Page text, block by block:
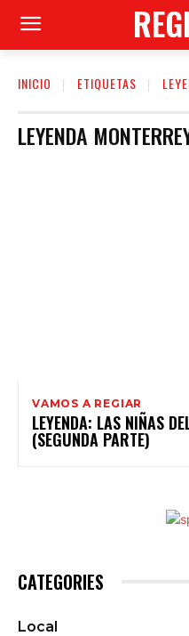
INICIO ETIQUETAS
LEYENDA
VAMOS A REGIAR
LEYENDA: LAS NIÑAS
(SEGUNDA PARTE)
CATEGORIES
Local